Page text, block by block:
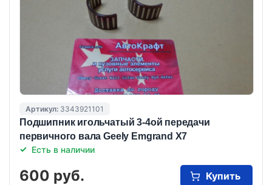
Артикул: 3343921101
Подшипник игольчатый 3-4ой передачи
первичного вала Geely Emgrand X7
Есть в наличии
600 руб. Купить